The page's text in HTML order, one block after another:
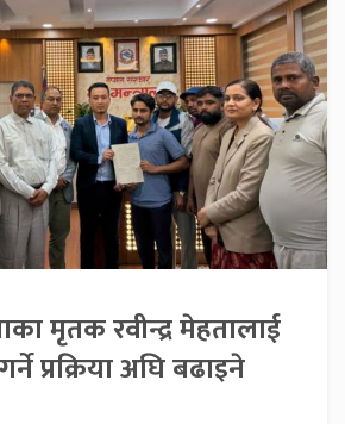
मृतक रवीन्द्र मेहतालाई
प्रक्रिया अघि बढाइने